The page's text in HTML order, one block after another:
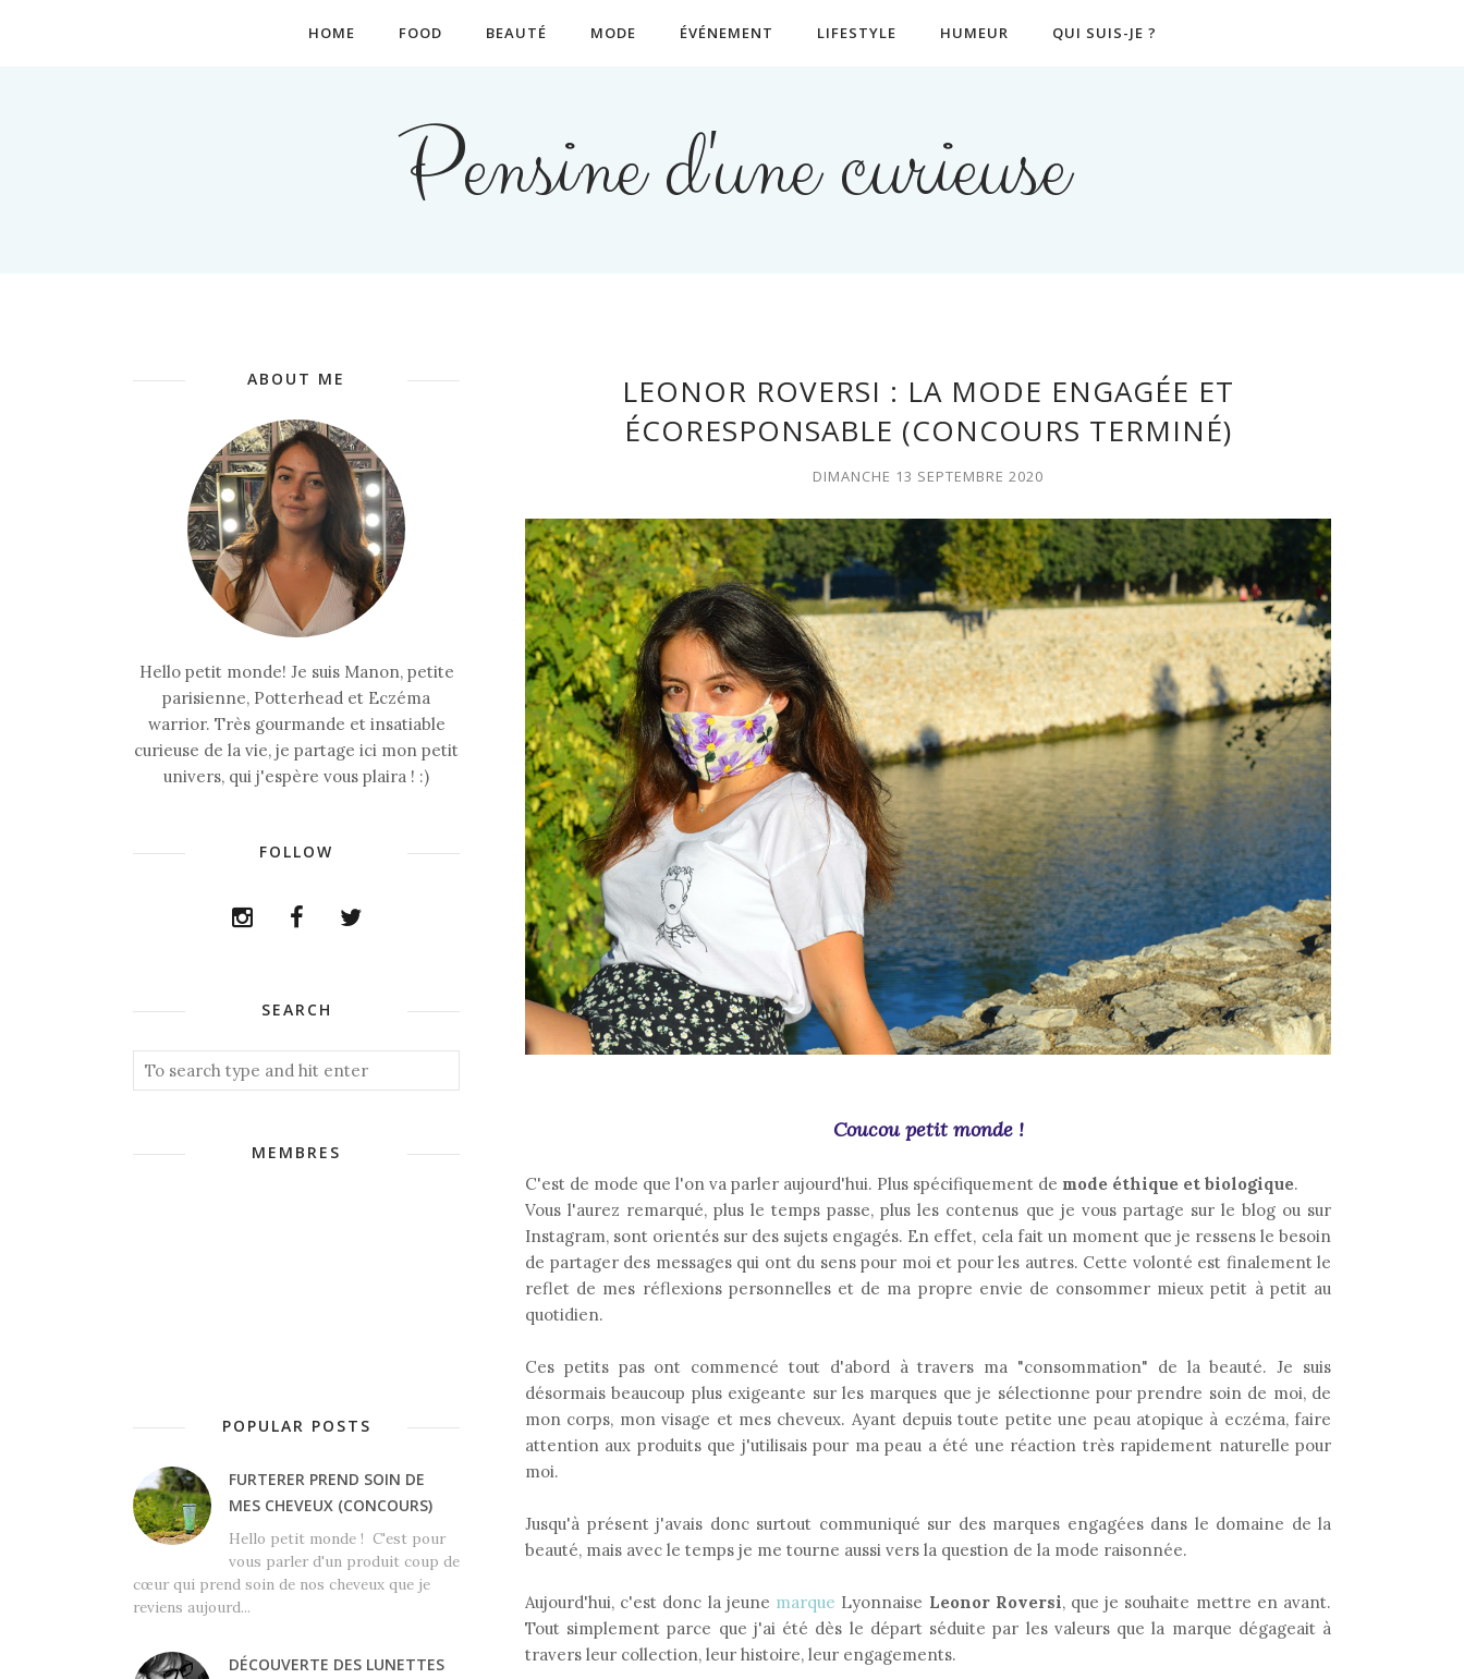
HOME FOOD BEAUTÉ MODE ÉVÉNEMENT LIFESTYLE HUMEUR QUI SUIS-JE ?
Pensine d'une curieuse
LEONOR ROVERSI : LA MODE ENGAGÉE ET
ÉCORESPONSABLE (CONCOURS TERMINÉ)
DIMANCHE 13 SEPTEMBRE 2020
Coucou petit monde !
C'est de mode que l'on va parler aujourd'hui. Plus spécifiquement de mode éthique et biologique.
Vous l'aurez remarqué, plus le temps passe, plus les contenus que je vous partage sur le blog ou sur
Instagram, sont orientés sur des sujets engagés. En effet, cela fait un moment que je ressens le besoin
de partager des messages qui ont du sens pour moi et pour les autres. Cette volonté est finalement le
reflet de mes réflexions personnelles et de ma propre envie de consommer mieux petit à petit au
quotidien.
Ces petits pas ont commencé tout d'abord à travers ma "consommation" de la beauté. Je suis
désormais beaucoup plus exigeante sur les marques que je sélectionne pour prendre soin de moi, de
mon corps, mon visage et mes cheveux. Ayant depuis toute petite une peau atopique à eczéma, faire
attention aux produits que j'utilisais pour ma peau a été une réaction très rapidement naturelle pour
moi.
Jusqu'à présent j'avais donc surtout communiqué sur des marques engagées dans le domaine de la
beauté, mais avec le temps je me tourne aussi vers la question de la mode raisonnée.
Aujourd'hui, c'est donc la jeune marque Lyonnaise Leonor Roversi, que je souhaite mettre en avant.
Tout simplement parce que j'ai été dès le départ séduite par les valeurs que la marque dégageait à
travers leur collection, leur histoire, leur engagements.
ABOUT ME
Hello petit monde! Je suis Manon, petite
parisienne, Potterhead et Eczéma
warrior. Très gourmande et insatiable
curieuse de la vie, je partage ici mon petit
univers, qui j'espère vous plaira ! :)
FOLLOW
SEARCH
MEMBRES
POPULAR POSTS
FURTERER PREND SOIN DE
MES CHEVEUX (CONCOURS)
Hello petit monde ! C'est pour
vous parler d'un produit coup de
cœur qui prend soin de nos cheveux que je
reviens aujourd...
DÉCOUVERTE DES LUNETTES